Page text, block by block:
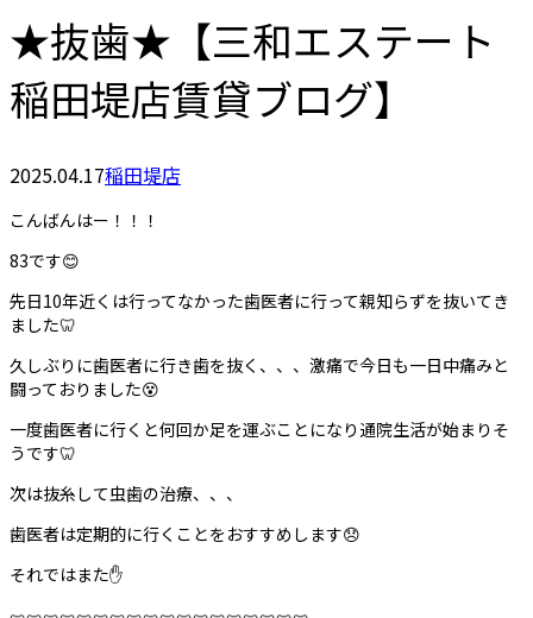
★抜歯★【三和エステート
稲田堤店賃貸ブログ】
2025.04.17稲田堤店
こんばんはー！！！
83です😊
先日10年近くは行ってなかった歯医者に行って親知らずを抜いてき
ました🦷
久しぶりに歯医者に行き歯を抜く、、、激痛で今日も一日中痛みと
闘っておりました😵
一度歯医者に行くと何回か足を運ぶことになり通院生活が始まりそ
うです🦷
次は抜糸して虫歯の治療、、、
歯医者は定期的に行くことをおすすめします😞
それではまた✋